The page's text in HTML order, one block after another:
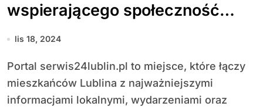
wspierającego społeczność
Lublina
lis 18, 2024
Portal serwis24lublin.pl to miejsce, które łączy
mieszkańców Lublina z najważniejszymi
informacjami lokalnymi, wydarzeniami oraz